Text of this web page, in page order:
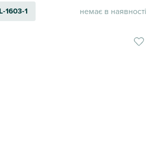
1603-1 немає в наявності